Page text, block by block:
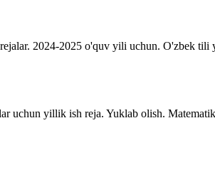
2024-2025 o'quv yili uchun. O'zbek tili
uchun yillik ish reja. Yuklab olish.